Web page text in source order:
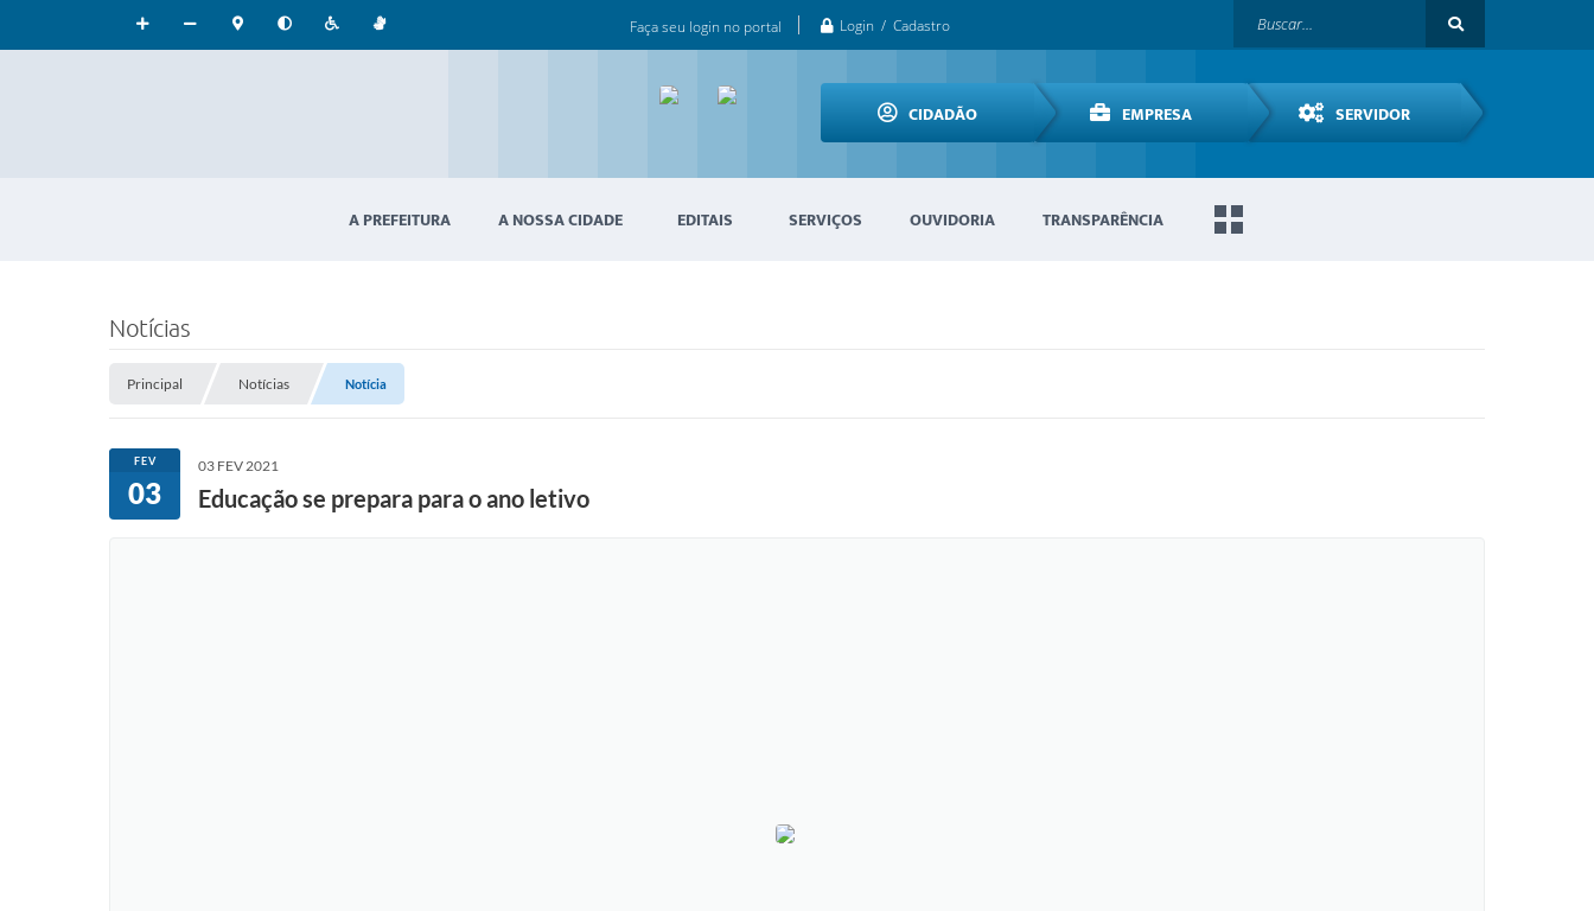
Faça seu login no portal Login / Cadastro
CIDADÃO EMPRESA SERVIDOR
A PREFEITURA A NOSSA CIDADE EDITAIS SERVIÇOS OUVIDORIA TRANSPARÊNCIA
Notícias
Principal Notícias Notícia
FEV
03
03 FEV 2021
Educação se prepara para o ano letivo